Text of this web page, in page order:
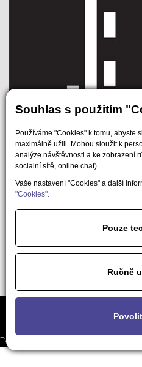
Souhlas s použitím
Používáme "Cookies" k tomu, abyste
maximálně užili. Mohou sloužit k
analýze návštěvnosti a ke zobrazení
socialní sítě, online chat).
Vaše nastavení "Cookies" a další
"Cookies".
Pouze
Ručně
LLM nástroje
Tvorba responzivních webů a eshopů